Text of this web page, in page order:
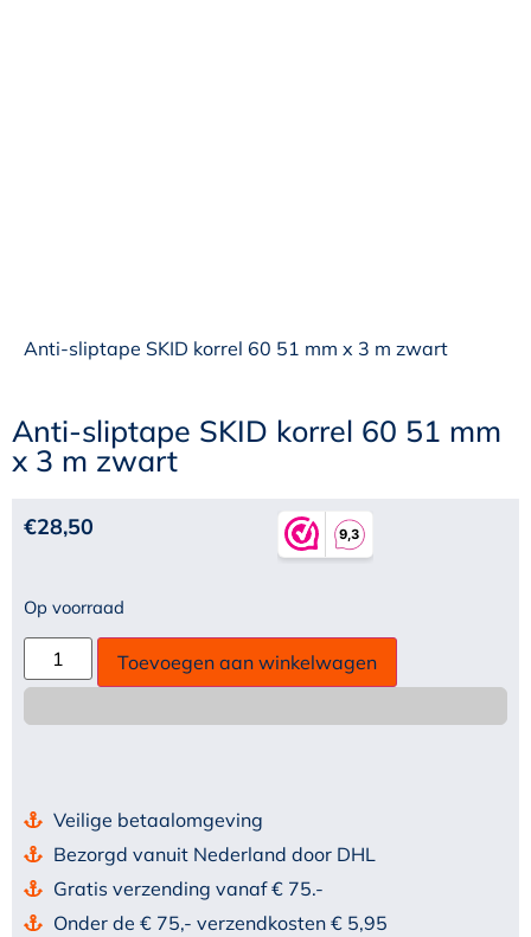
Anti-sliptape SKID korrel 60 51 mm x 3 m zwart
Anti-sliptape SKID korrel 60 51 mm
x 3 m zwart
€28,50
Op voorraad
Toevoegen aan winkelwagen
Veilige betaalomgeving
Bezorgd vanuit Nederland door DHL
Gratis verzending vanaf € 75.-
Onder de € 75,- verzendkosten € 5,95